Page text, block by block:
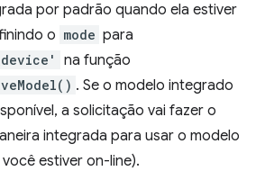
por padrão quando ela estiver
o mode para
na função
. Se o modelo integrado
a solicitação vai fazer o
integrada para usar o modelo
estiver on-line).